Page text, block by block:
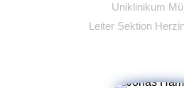
Uniklinikum
Leiter Sektion